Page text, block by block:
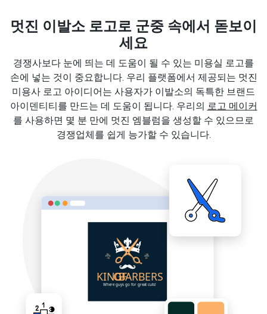
멋진 이발소 로고로 군중 속에서 돋보이
세요
경쟁사보다 눈에 띄는 데 도움이 될 수 있는 미용실 로고를
손에 넣는 것이 중요합니다. 우리 플랫폼에서 제공되는 멋진
미용사 로고 아이디어는 사용자가 이발소의 독특한 브랜드
아이덴티티를 만드는 데 도움이 됩니다. 우리의 로고 메이커
를 사용하면 몇 분 만에 멋진 엠블럼을 생성할 수 있으므로
경쟁업체를 쉽게 능가할 수 있습니다.